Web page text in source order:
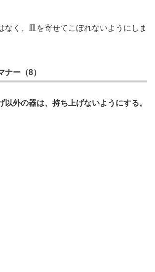
なく、皿を寄せてこぼれないようにしま
ナー（8）
以外の器は、持ち上げないようにする。